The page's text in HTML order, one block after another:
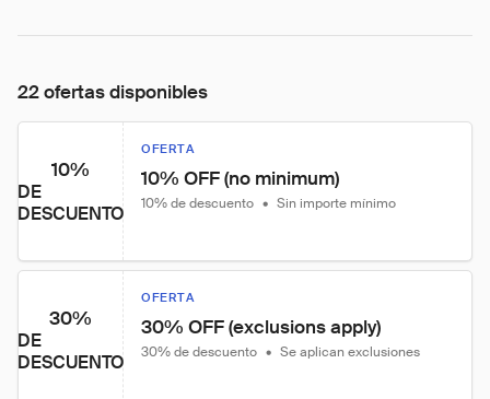
22 ofertas disponibles
10%
DE
DESCUENTO
OFERTA
10% OFF (no minimum)
10% de descuento • Sin importe mínimo
30%
DE
DESCUENTO
OFERTA
30% OFF (exclusions apply)
30% de descuento • Se aplican exclusiones